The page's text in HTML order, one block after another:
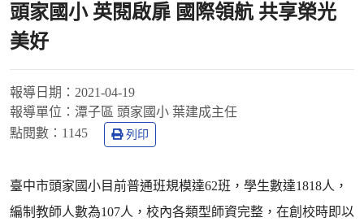
頭家國小 英閱啟扉 國際領航 共享榮光
美好
報導日期： 2021-04-19
報導單位： 潭子區 頭家國小 葉建成主任
點閱數： 1145 列印
臺中市頭家國小目前普通班規模達62班，學生數達1818人，
編制教師人數為107人，校內各類型師資完整，在創校時即以